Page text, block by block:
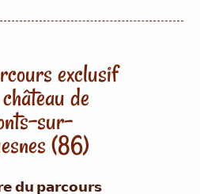
exclusif
de
sur-
(86)
𝗱𝘂 𝗽𝗮𝗿𝗰𝗼𝘂𝗿𝘀